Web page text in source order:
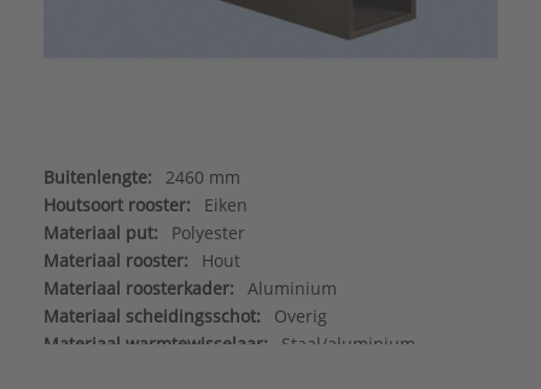
Buitenlengte:
2460 mm
Houtsoort rooster:
Eiken
Materiaal put:
Polyester
Materiaal rooster:
Hout
Materiaal roosterkader:
Aluminium
Materiaal scheidingsschot:
Overig
Materiaal warmtewisselaar:
Staal/aluminium